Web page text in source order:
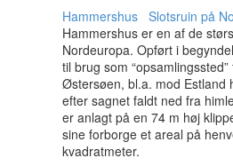
Hammershus Slotsruin på
Hammershus er en af de
Nordeuropa. Opført i
til brug som
Østersøen, bl.a. mod Estland
efter sagnet faldt ned fra
er anlagt på en 74 m høj
sine forborge et areal på
kvadratmeter.